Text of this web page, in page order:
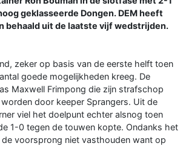
geklasseerde Dongen. DEM heeft
behaald uit de laatste vijf wedstrijden.
zeker op basis van de eerste helft toen
goede mogelijkheden kreeg. De
Maxwell Frimpong die zijn strafschop
door keeper Sprangers. Uit de
viel het doelpunt echter alsnog toen
1-0 tegen de touwen kopte. Ondanks het
voorsprong niet vasthouden want op